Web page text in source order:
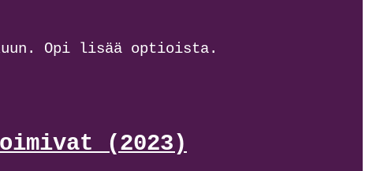
Opi lisää optioista.
(2023)